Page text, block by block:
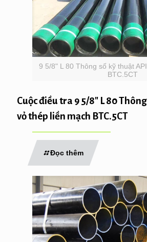
9 5/8" L 80 Thông số kỹ thuật
BTC.5CT
Cuộc điều tra 9 5/8″ L 80
vỏ thép liền mạch BTC.5CT
Đọc thêm